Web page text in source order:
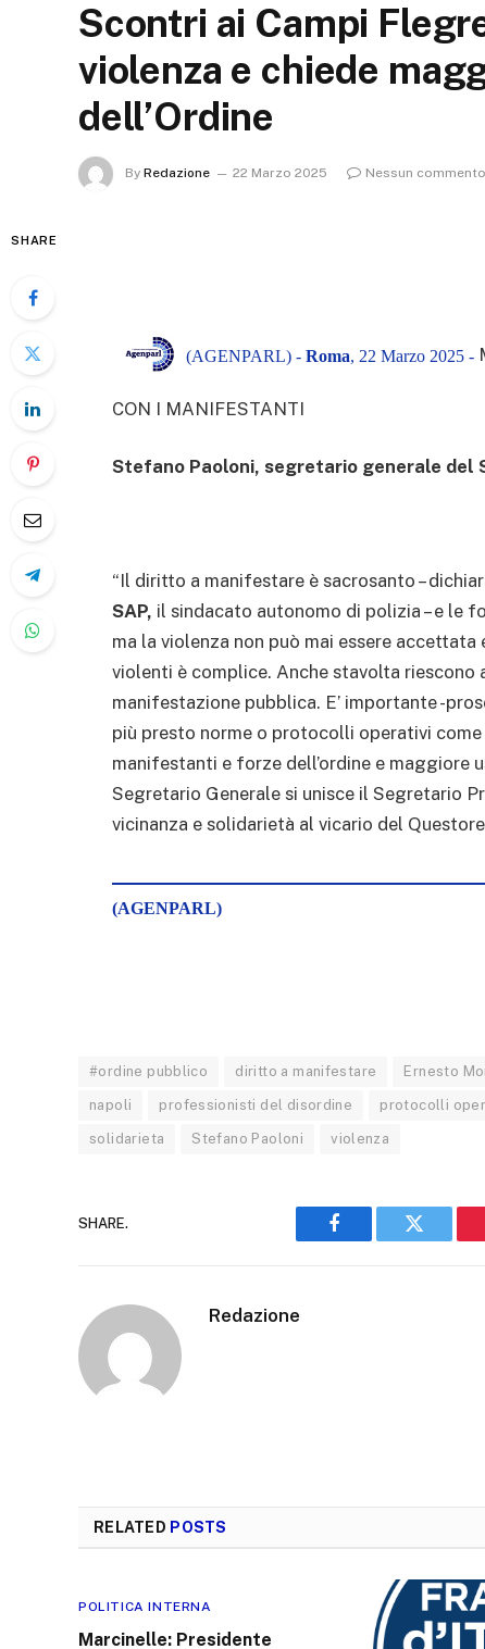
Scontri ai Campi
violenza e chiede
dell’Ordine
By Redazione 22 Marzo 2025 Nessun commento
SHARE
(AGENPARL) - Roma, 22 Marzo 2025 -
CON I MANIFESTANTI
Stefano Paoloni, segretario generale del
“Il diritto a manifestare è sacrosanto –
SAP, il sindacato autonomo di polizia – e le
ma la violenza non può mai essere
violenti è complice. Anche stavolta riescono
manifestazione pubblica. E’ importante -
più presto norme o protocolli operativi come
manifestanti e forze dell’ordine e maggiore
Segretario Generale si unisce il Segretario
vicinanza e solidarietà al vicario del
(AGENPARL)
#ordine pubblico diritto a manifestare Ernesto
napoli professionisti del disordine protocolli
solidarieta Stefano Paoloni violenza
SHARE.
Facebook Twitter
Redazione
RELATED POSTS
POLITICA INTERNA
Marcinelle: Presidente